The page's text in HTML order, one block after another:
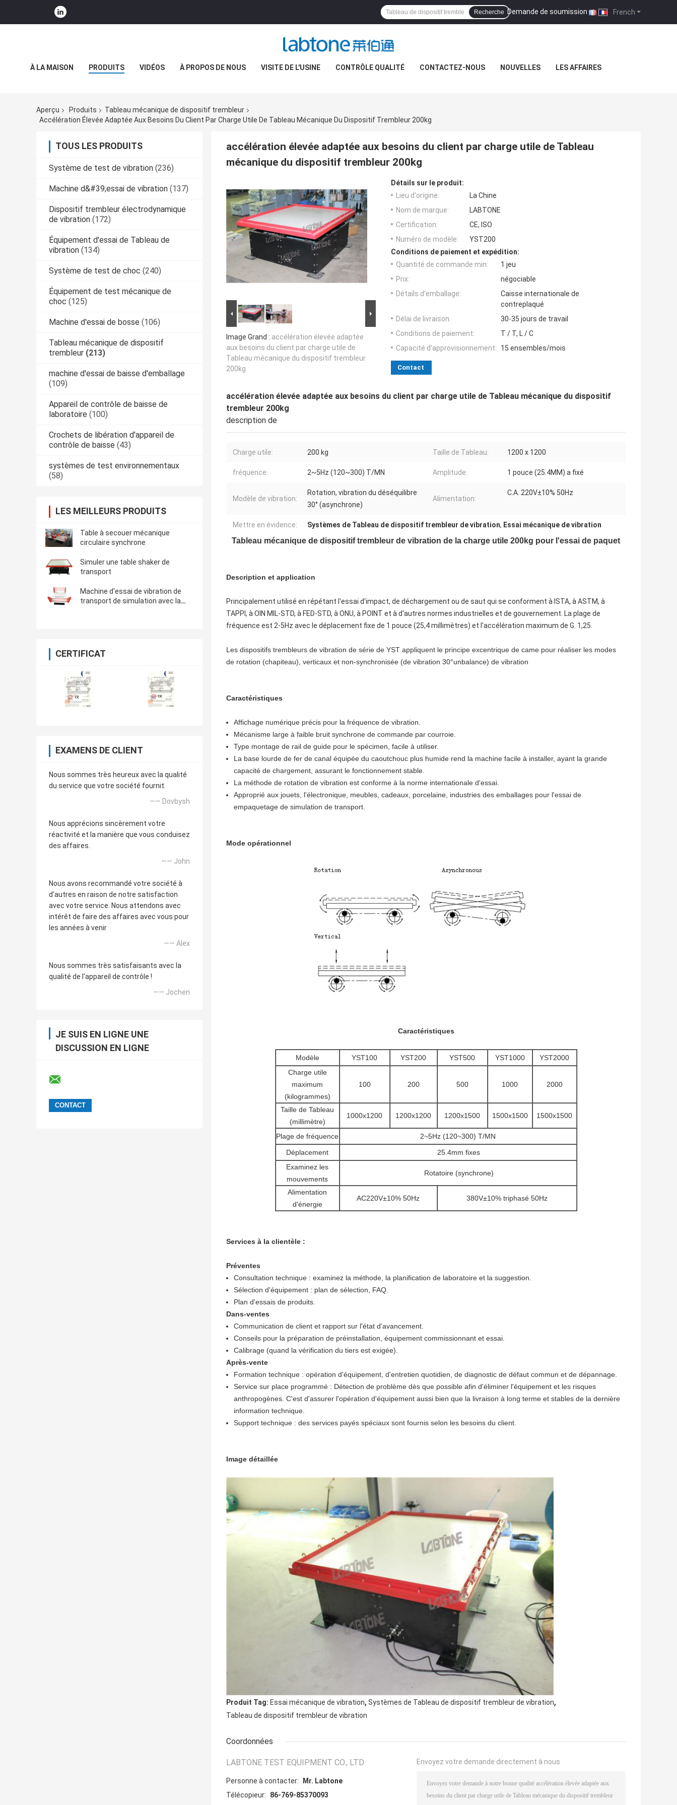
French
Demande de soumission |
Recherche
À LA MAISON PRODUITS VIDÉOS À PROPOS DE NOUS VISITE DE L'USINE CONTRÔLE QUALITÉ CONTACTEZ-NOUS NOUVELLES LES AFFAIRES
Aperçu Produits
Tableau mécanique de dispositif trembleur
Accélération Élevée Adaptée Aux Besoins Du Client Par Charge Utile De Tableau Mécanique Du Dispositif Trembleur 200kg
TOUS LES PRODUITS
Système de test de vibration (236)
Machine d&#39;essai de vibration (137)
Dispositif trembleur électrodynamique
de vibration (172)
Équipement d'essai de Tableau de
vibration (134)
Système de test de choc (240)
Équipement de test mécanique de
choc (125)
Machine d'essai de bosse (106)
Tableau mécanique de dispositif
trembleur (213)
machine d'essai de baisse d'emballage
(109)
Appareil de contrôle de baisse de
laboratoire (100)
Crochets de libération d'appareil de
contrôle de baisse (43)
systèmes de test environnementaux
(58)
LES MEILLEURS PRODUITS
Table à secouer mécanique
circulaire synchrone
Simuler une table shaker de
transport
Machine d'essai de vibration de
transport de simulation avec la
CERTIFICAT
EXAMENS DE CLIENT
Nous sommes très heureux avec la qualité
du service que votre société fournit.
—— Dovbysh
Nous apprécions sincèrement votre
réactivité et la manière que vous conduisez
des affaires.
—— John
Nous avons recommandé votre société à
d'autres en raison de notre satisfaction
avec votre service. Nous attendons avec
intérêt de faire des affaires avec vous pour
les années à venir
—— Alex
Nous sommes très satisfaisants avec la
qualité de l'appareil de contrôle !
—— Jochen
JE SUIS EN LIGNE UNE
DISCUSSION EN LIGNE
accélération élevée adaptée aux besoins du client par charge utile de Tableau
mécanique du dispositif trembleur 200kg
Image Grand : accélération élevée adaptée
aux besoins du client par charge utile de
Tableau mécanique du dispositif trembleur
200kg
Détails sur le produit:
Lieu d'origine:
La Chine
Nom de marque:
LABTONE
Certification:
CE, ISO
Numéro de modèle:
YST200
Conditions de paiement et expédition:
Quantité de commande min:
1 jeu
Prix:
négociable
Détails d'emballage:
Caisse internationale de
contreplaqué
Délai de livraison:
30-35 jours de travail
Conditions de paiement:
T / T, L / C
Capacité d'approvisionnement:
15 ensembles/mois
Contact
accélération élevée adaptée aux besoins du client par charge utile de Tableau mécanique du dispositif
trembleur 200kg
description de
Charge utile: 200 kg Taille de Tableau: 1200 x 1200
fréquence: 2~5Hz (120~300) T/MN Amplitude: 1 pouce (25.4MM) a fixé
Modèle de vibration:
Rotation, vibration du déséquilibre
30° (asynchrone)
Alimentation:
C.A. 220V±10% 50Hz
Mettre en évidence: Systèmes de Tableau de dispositif trembleur de vibration, Essai mécanique de vibration
Tableau mécanique de dispositif trembleur de vibration de la charge utile 200kg pour l'essai de paquet
Description et application
Principalement utilisé en répétant l'essai d'impact, de déchargement ou de saut qui se conforment à ISTA, à ASTM, à
TAPPI, à OIN MIL-STD, à FED-STD, à ONU, à POINT et à d'autres normes industrielles et de gouvernement. La plage de
fréquence est 2-5Hz avec le déplacement fixe de 1 pouce (25,4 millimètres) et l'accélération maximum de G. 1,25.
Les dispositifs trembleurs de vibration de série de YST appliquent le principe excentrique de came pour réaliser les modes
de rotation (chapiteau), verticaux et non-synchronisée (de vibration 30°unbalance) de vibration
Caractéristiques
Affichage numérique précis pour la fréquence de vibration.
Mécanisme large à faible bruit synchrone de commande par courroie.
Type montage de rail de guide pour le spécimen, facile à utiliser.
La base lourde de fer de canal équipée du caoutchouc plus humide rend la machine facile à installer, ayant la grande
capacité de chargement, assurant le fonctionnement stable.
La méthode de rotation de vibration est conforme à la norme internationale d'essai.
Approprié aux jouets, l'électronique, meubles, cadeaux, porcelaine, industries des emballages pour l'essai de
empaquetage de simulation de transport.
Mode opérationnel
Caractéristiques
Modèle YST100 YST200 YST500 YST1000
YST2000
Charge utile
maximum
(kilogrammes)
100 200 500 1000 2000
Taille de Tableau
(millimètre)
1000x1200 1200x1200 1200x1500 1500x1500 1500x1500
Plage de fréquence
2~5Hz (120~300) T/MN
Déplacement
25.4mm fixes
Examinez les
mouvements
Rotatoire (synchrone)
Alimentation
d'énergie
AC220V±10% 50Hz 380V±10% triphasé 50Hz
Services à la clientèle :
Préventes
Consultation technique : examinez la méthode, la planification de laboratoire et la suggestion.
Sélection d'équipement : plan de sélection, FAQ.
Plan d'essais de produits.
Dans-ventes
Communication de client et rapport sur l'état d'avancement.
Conseils pour la préparation de préinstallation, équipement commissionnant et essai.
Calibrage (quand la vérification du tiers est exigée).
Après-vente
Formation technique : opération d'équipement, d'entretien quotidien, de diagnostic de défaut commun et de dépannage.
Service sur place programmé : Détection de problème dès que possible afin d'éliminer l'équipement et les risques
anthropogènes. C'est d'assurer l'opération d'équipement aussi bien que la livraison à long terme et stables de la dernière
information technique.
Support technique : des services payés spéciaux sont fournis selon les besoins du client.
Image détaillée
Produit Tag: Essai mécanique de vibration, Systèmes de Tableau de dispositif trembleur de vibration,
Tableau de dispositif trembleur de vibration
Coordonnées
LABTONE TEST EQUIPMENT CO., LTD
Personne à contacter:
Mr. Labtone
Télécopieur:
86-769-85370093
Envoyez votre demande directement à nous